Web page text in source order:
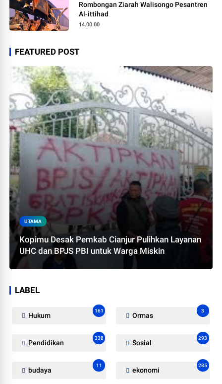
Rombongan Ziarah Walisongo Pesantren
Al-ittihad
14.00.00
FEATURED POST
UTAMA
Kopimu Desak Pemkab Cianjur Pulihkan Layanan
UHC dan BPJS PBI untuk Warga Miskin
LABEL
Hukum
161
Ormas
3
Pendidikan
338
Sosial
293
budaya
11
ekonomi
285